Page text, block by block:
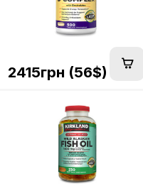
2415грн (56$)